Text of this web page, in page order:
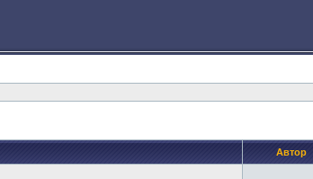
Автор